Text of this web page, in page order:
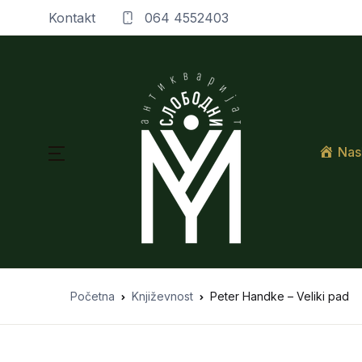
Kontakt 064 4552403
Početna Književnost Peter Handke – Veliki pad